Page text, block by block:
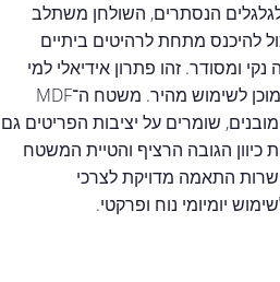
למנגנון קיפול של 90° ולגלגלים הנסתרים, השולחן משתלב
להיכנס מתחת לרהיטים ביתיים
ומסודר. זהו פתרון אידיאלי למי
שמחפש שולחן נייד, מתקפל ומוכן לשימוש מהיר. משטח ה־MDF
שומרים על יציבות הפריטים גם
הגובה הרציף והטיית המשטח
+90° עד -90° מאפשרות התאמה מדויקת לצרכי
יומיומי נוח ופרקטי.